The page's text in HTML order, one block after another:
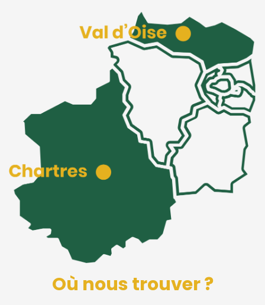
Où nous trouver ?